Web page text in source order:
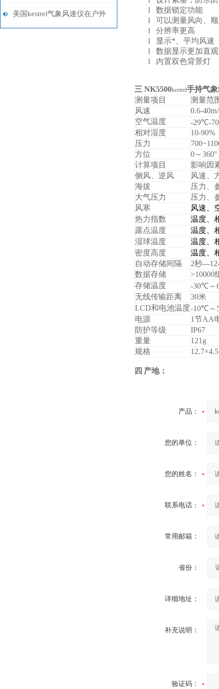
事故，一定要注意
美国kestrel气象风速仪在户外
l
数据锁定功能
l
可以测量风向、
l
分辨率更高
l
显示*、平均风速
l
数据显示更加直观
l
内置双色背景灯
三 NK5500kestrel手持气
测量项目
测量范
风速
0.6-
空气温度
-29℃-70
相对湿度
10-90%
压力
方位
0～360°
计算项目
影响因
侧风、逆风
风速、
海拔
压力、
大气压力
压力、
风寒
风速、
热力指数
温度、
露点温度
温度、
湿球温度
温度、
密度高度
温度、
自动存储间隔
2秒---12
数据存储
>10000
存储温度
-30℃～
无线传输距离
30米
LCD和电池温度-10℃～
电源
1节AA
防护等级
IP67
重量
121g
规格
12.7×4.5
四 产地：
产品：
您的单位：
您的姓名：
联系电话：
常用邮箱：
省份：
详细地址：
补充说明：
验证码：